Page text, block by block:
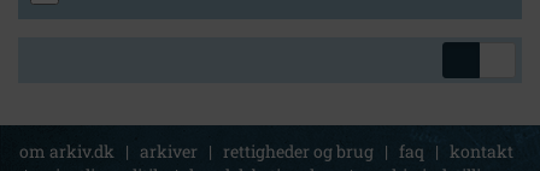
om arkiv.dk | arkiver | rettigheder og brug | faq | kontakt